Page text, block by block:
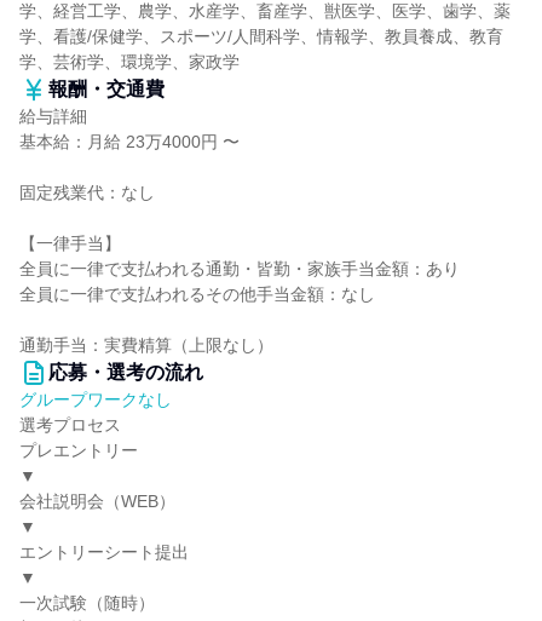
学、経営工学、農学、水産学、畜産学、獣医学、医学、歯学、薬
学、看護/保健学、スポーツ/人間科学、情報学、教員養成、教育
学、芸術学、環境学、家政学
報酬・交通費
給与詳細
基本給：月給 23万4000円 〜
固定残業代：なし
【一律手当】
全員に一律で支払われる通勤・皆勤・家族手当金額：あり
全員に一律で支払われるその他手当金額：なし
通勤手当：実費精算（上限なし）
応募・選考の流れ
グループワークなし
選考プロセス
プレエントリー
▼
会社説明会（WEB）
▼
エントリーシート提出
▼
一次試験（随時）